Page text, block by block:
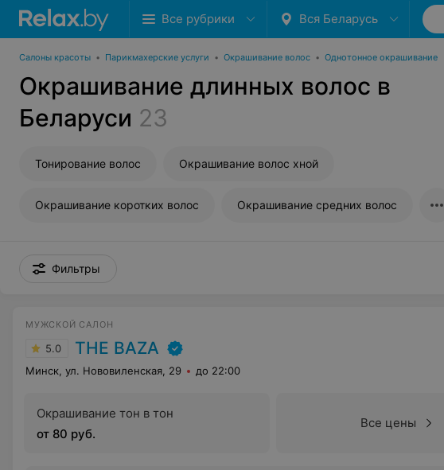
Все рубрики Вся Беларусь
Салоны красоты • Парикмахерские услуги • Окрашивание волос • Однотонное окрашивание
Окрашивание длинных волос в
Беларуси 23
Тонирование волос Окрашивание волос хной
Окрашивание коротких волос Окрашивание средних волос
Фильтры
МУЖСКОЙ САЛОН
5.0 THE BAZA
Минск, ул. Нововиленская, 29 до 22:00
Окрашивание тон в тон
от 80 руб.
Все цены